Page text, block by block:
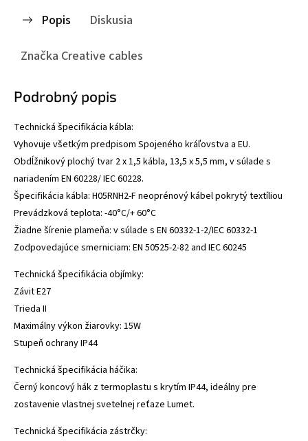
Popis
Diskusia
Značka Creative cables
Podrobný popis
Technická špecifikácia kábla:
Vyhovuje všetkým predpisom Spojeného kráľovstva a EU.
Obdĺžnikový plochý tvar 2 x 1,5 kábla, 13,5 x 5,5 mm, v súlade s
nariadením EN 60228/ IEC 60228.
Špecifikácia kábla: H05RNH2-F neoprénový kábel pokrytý textíliou
Prevádzková teplota: -40°C/+ 60°C
Žiadne šírenie plameňa: v súlade s EN 60332-1-2/IEC 60332-1
Zodpovedajúce smerniciam: EN 50525-2-82 and IEC 60245
Technická špecifikácia objímky:
Závit E27
Trieda II
Maximálny výkon žiarovky: 15W
Stupeň ochrany IP44
Technická špecifikácia háčika:
Černý koncový hák z termoplastu s krytím IP44, ideálny pre
zostavenie vlastnej svetelnej reťaze Lumet.
Technická špecifikácia zástrčky: